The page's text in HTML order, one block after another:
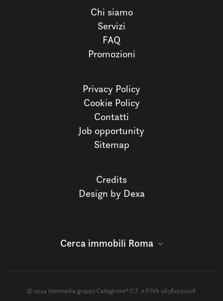
Chi siamo
Servizi
FAQ
Promozioni
Privacy Policy
Cookie Policy
Contatti
Job opportunity
Sitemap
Credits
Design by Dexa
Cerca immobili Roma
© 2024 Intermedia gruppo Caltagirone® C.F. e P.IVA 06382721006